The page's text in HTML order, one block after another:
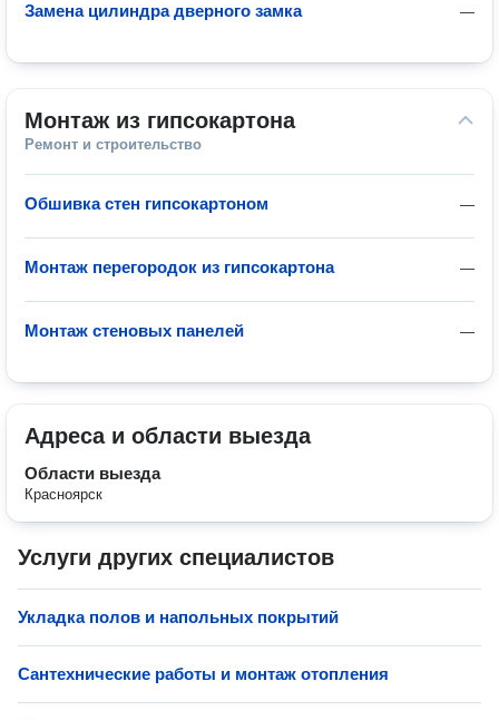
—
Замена цилиндра дверного замка
Монтаж из гипсокартона
Ремонт и строительство
—
Обшивка стен гипсокартоном
—
Монтаж перегородок из гипсокартона
—
Монтаж стеновых панелей
Адреса и области выезда
Области выезда
Красноярск
Услуги других специалистов
Укладка полов и напольных покрытий
Сантехнические работы и монтаж отопления